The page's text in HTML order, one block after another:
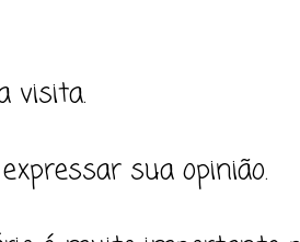
visita.
sua opinião.